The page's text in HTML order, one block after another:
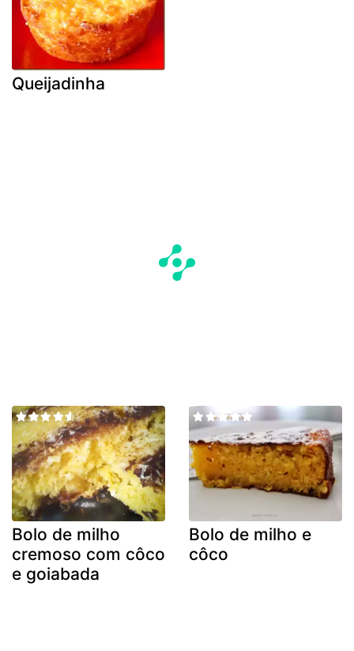
Queijadinha
Bolo de milho
cremoso com côco
e goiabada
Bolo de milho e
côco